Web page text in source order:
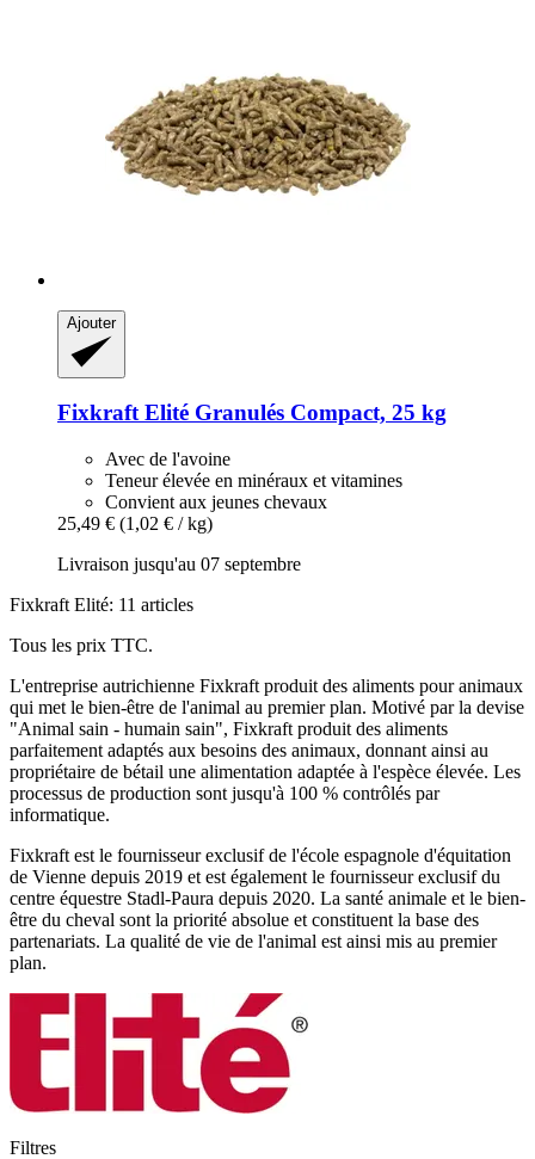
Ajouter
Fixkraft Elité Granulés Compact, 25 kg
Avec de l'avoine
Teneur élevée en minéraux et vitamines
Convient aux jeunes chevaux
25,49 € (1,02 € / kg)
Livraison jusqu'au 07 septembre
Fixkraft Elité: 11 articles
Tous les prix TTC.
L'entreprise autrichienne Fixkraft produit des aliments pour animaux
qui met le bien-être de l'animal au premier plan. Motivé par la devise
"Animal sain - humain sain", Fixkraft produit des aliments
parfaitement adaptés aux besoins des animaux, donnant ainsi au
propriétaire de bétail une alimentation adaptée à l'espèce élevée. Les
processus de production sont jusqu'à 100 % contrôlés par
informatique.
Fixkraft est le fournisseur exclusif de l'école espagnole d'équitation
de Vienne depuis 2019 et est également le fournisseur exclusif du
centre équestre Stadl-Paura depuis 2020. La santé animale et le bien-
être du cheval sont la priorité absolue et constituent la base des
partenariats. La qualité de vie de l'animal est ainsi mis au premier
plan.
Filtres